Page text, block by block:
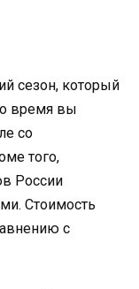
сезон, который
время вы
со
того,
России
Стоимость
с